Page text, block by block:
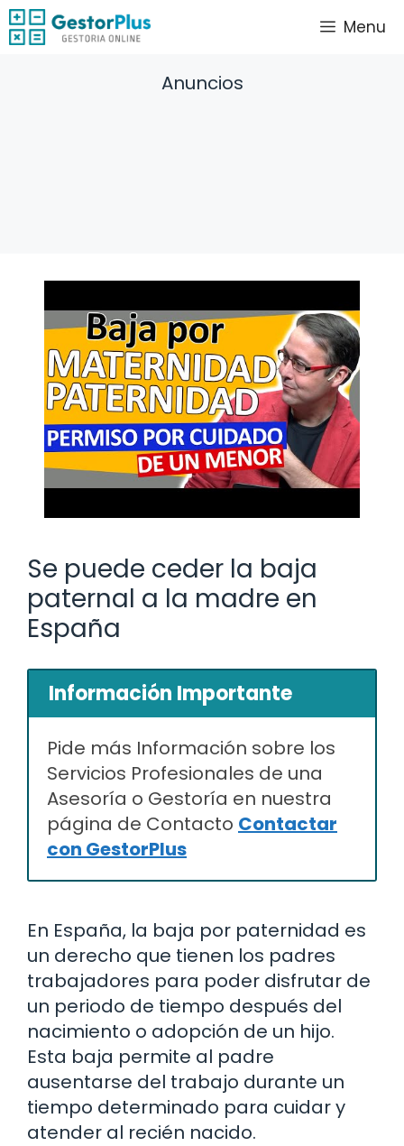
Saltar
al
Menu
Anuncios
Se puede ceder la baja
paternal a la madre en
España
Información Importante
Pide más Información sobre los
Servicios Profesionales de una
Asesoría o Gestoría en nuestra
página de Contacto Contactar
con GestorPlus
En España, la baja por paternidad es
un derecho que tienen los padres
trabajadores para poder disfrutar de
un periodo de tiempo después del
nacimiento o adopción de un hijo.
Esta baja permite al padre
ausentarse del trabajo durante un
tiempo determinado para cuidar y
atender al recién nacido.